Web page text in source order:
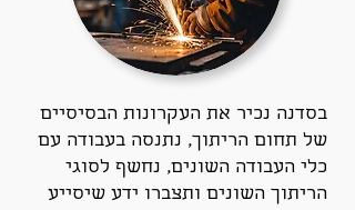
בסדנה נכיר את העקרונות הבסיסיים
של תחום הריתוך, נתנסה בעבודה עם
כלי העבודה השונים, נחשף לסוגי
הריתוך השונים ותצברו ידע שיסייע